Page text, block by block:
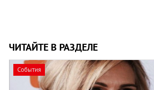
ЧИТАЙТЕ В РАЗДЕЛЕ
События